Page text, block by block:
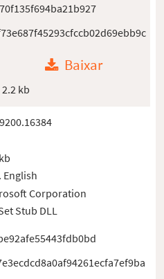
Baixar
2.2 kb
English
Corporation
Stub DLL